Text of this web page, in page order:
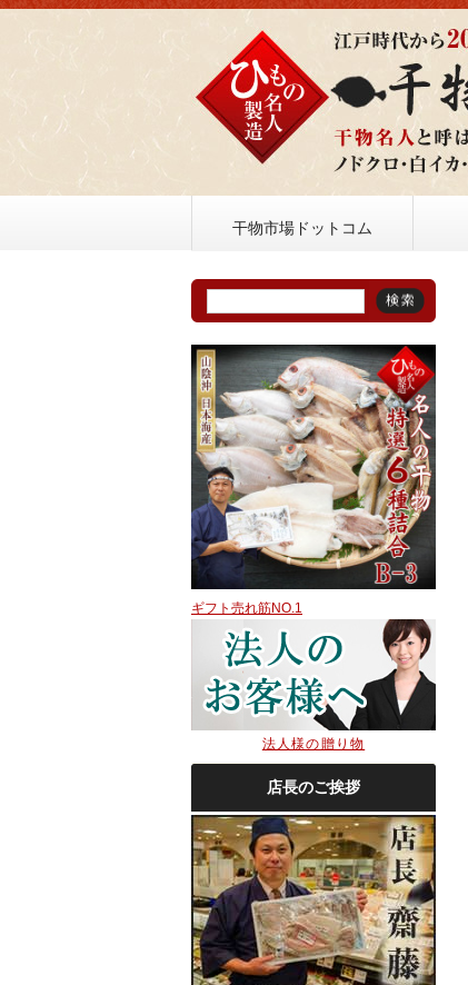
干物市場ドットコム
ギフト売れ筋NO.1
法人様の贈り物
店長のご挨拶